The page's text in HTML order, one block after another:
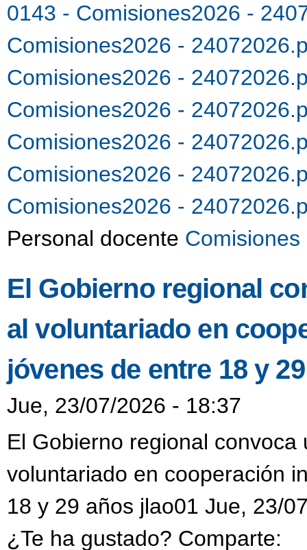
0143 - Comisiones2026 -
Comisiones2026 -
Comisiones2026 -
Comisiones2026 -
Comisiones2026 -
Comisiones2026 -
Comisiones2026 -
Personal docente
El Gobierno regional
al voluntariado en
jóvenes de entre 18 y
Jue, 23/07/2026 - 18:37
El Gobierno regional
voluntariado en cooperación
18 y 29 años jlao01 Jue, 23/
¿Te ha gustado? Comparte: